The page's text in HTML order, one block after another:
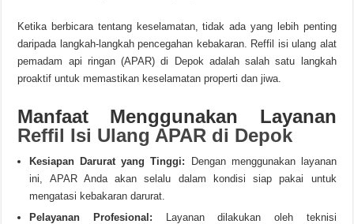
Ketika berbicara tentang keselamatan, tidak ada yang lebih penting
daripada langkah-langkah pencegahan kebakaran. Reffil isi ulang alat
pemadam api ringan (APAR) di Depok adalah salah satu langkah
proaktif untuk memastikan keselamatan properti dan jiwa.
Manfaat Menggunakan Layanan
Reffil Isi Ulang APAR di Depok
Kesiapan Darurat yang Tinggi: Dengan menggunakan layanan
ini, APAR Anda akan selalu dalam kondisi siap pakai untuk
mengatasi kebakaran darurat.
Pelayanan Profesional: Layanan dilakukan oleh teknisi